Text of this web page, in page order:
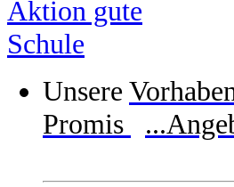
Unsere
Promis